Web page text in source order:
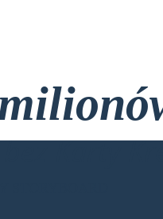
Karty